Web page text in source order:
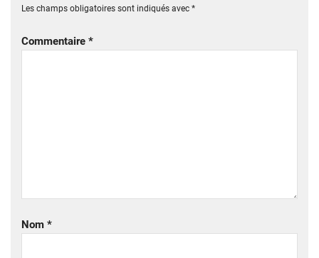
Les champs obligatoires sont indiqués avec *
Commentaire *
Nom *